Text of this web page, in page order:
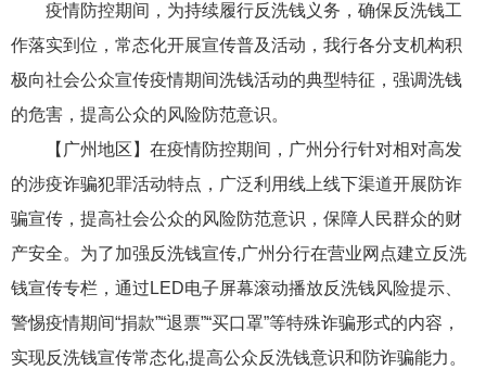
疫情防控期间，为持续履行反洗钱义务，确保反洗钱工
作落实到位，常态化开展宣传普及活动，我行各分支机构积
极向社会公众宣传疫情期间洗钱活动的典型特征，强调洗钱
的危害，提高公众的风险防范意识。
【广州地区】在疫情防控期间，广州分行针对相对高发
的涉疫诈骗犯罪活动特点，广泛利用线上线下渠道开展防诈
骗宣传，提高社会公众的风险防范意识，保障人民群众的财
产安全。为了加强反洗钱宣传,广州分行在营业网点建立反洗
钱宣传专栏，通过LED电子屏幕滚动播放反洗钱风险提示、
警惕疫情期间“捐款”“退票”“买口罩”等特殊诈骗形式的内容，
实现反洗钱宣传常态化,提高公众反洗钱意识和防诈骗能力。